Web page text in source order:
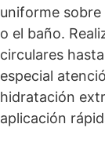
uniforme sobre
o el baño.
circulares
especial
hidratación
aplicación